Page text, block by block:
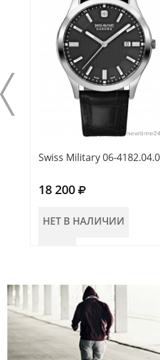
Swiss Military 06-
18 200
НЕТ В НАЛИЧИИ